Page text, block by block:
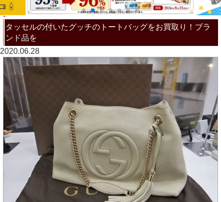
タッセルの付いたグッチのトートバッグをお買取り！ブラ
ンド品を
2020.06.28